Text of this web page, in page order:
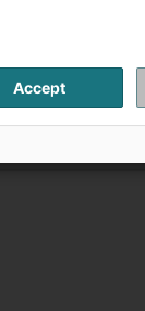
Accept